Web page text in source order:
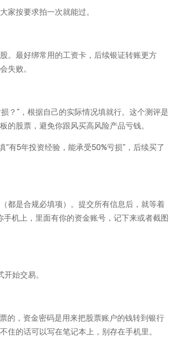
家按要求拍一次就能过。
。最好绑常用的工资卡，后续银证转账更方
失败。
？”，根据自己的实际情况填就行。这个测评是
的股票，避免你跟风买高风险产品亏钱。
有5年投资经验，能承受50%亏损”，后续买了
都是合规必填项）。提交所有信息后，就等着
机上，里面有你的资金账号，记下来或者截图
始交易。
的，资金密码是用来把股票账户的钱转到银行
的话可以写在笔记本上，别存在手机里。